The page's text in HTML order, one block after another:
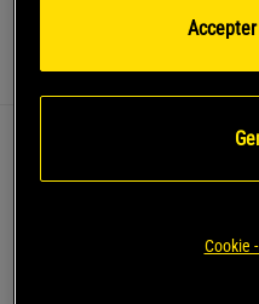
Information Anmeldelser
Elektrolytpulver er et
mineraler og elektrolytter
Cookie